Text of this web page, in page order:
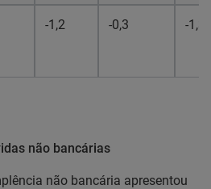
-1,2 -0,3 -1,3
não bancárias
não bancária apresentou